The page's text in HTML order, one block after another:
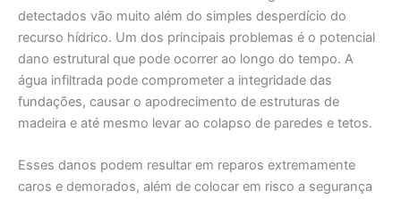
detectados vão muito além do simples desperdício do
recurso hídrico. Um dos principais problemas é o potencial
dano estrutural que pode ocorrer ao longo do tempo. A
água infiltrada pode comprometer a integridade das
fundações, causar o apodrecimento de estruturas de
madeira e até mesmo levar ao colapso de paredes e tetos.
Esses danos podem resultar em reparos extremamente
caros e demorados, além de colocar em risco a segurança